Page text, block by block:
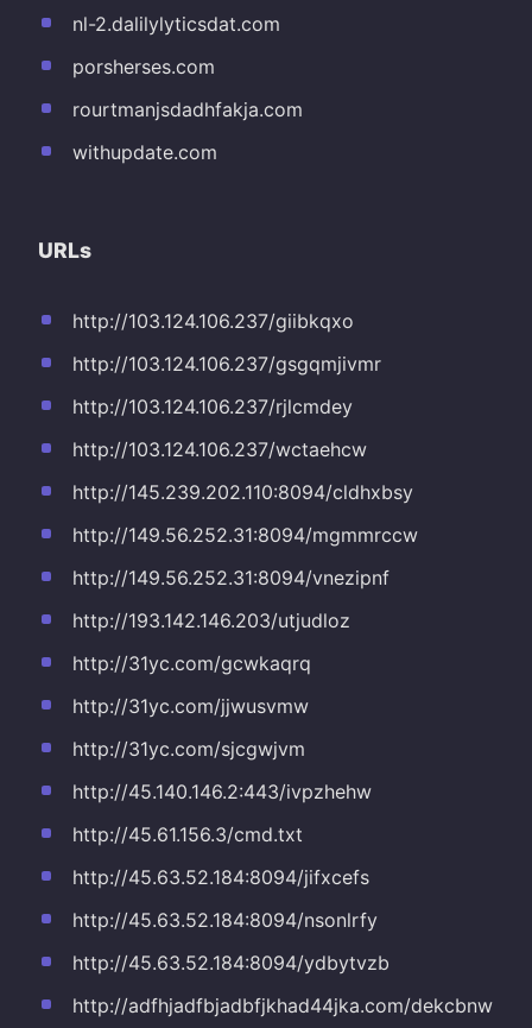
nl-2.dalilylyticsdat.com
porsherses.com
rourtmanjsdadhfakja.com
withupdate.com
URLs
http://103.124.106.237/giibkqxo
http://103.124.106.237/gsgqmjivmr
http://103.124.106.237/rjlcmdey
http://103.124.106.237/wctaehcw
http://145.239.202.110:8094/cldhxbsy
http://149.56.252.31:8094/mgmmrccw
http://149.56.252.31:8094/vnezipnf
http://193.142.146.203/utjudloz
http://31yc.com/gcwkaqrq
http://31yc.com/jjwusvmw
http://31yc.com/sjcgwjvm
http://45.140.146.2:443/ivpzhehw
http://45.61.156.3/cmd.txt
http://45.63.52.184:8094/jifxcefs
http://45.63.52.184:8094/nsonlrfy
http://45.63.52.184:8094/ydbytvzb
http://adfhjadfbjadbfjkhad44jka.com/dekcbnw